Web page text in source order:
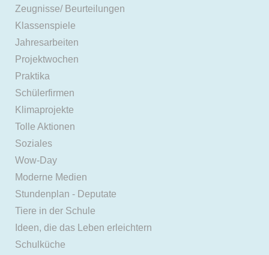
Zeugnisse/ Beurteilungen
Klassenspiele
Jahresarbeiten
Projektwochen
Praktika
Schülerfirmen
Klimaprojekte
Tolle Aktionen
Soziales
Wow-Day
Moderne Medien
Stundenplan - Deputate
Tiere in der Schule
Ideen, die das Leben erleichtern
Schulküche